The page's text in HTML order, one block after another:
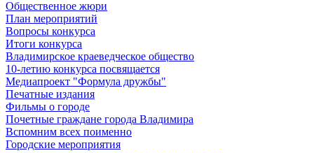
Общественное жюри
План мероприятий
Вопросы конкурса
Итоги конкурса
Владимирское краеведческое общество
10-летию конкурса посвящается
Медиапроект "Формула дружбы"
Печатные издания
Фильмы о городе
Почетные граждане города Владимира
Вспомним всех поименно
Городские мероприятия